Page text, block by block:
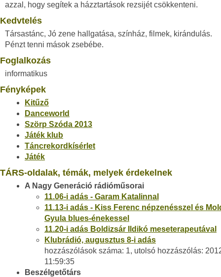
azzal, hogy segítek a házztartások rezsijét csökkenteni.
Kedvtelés
Társastánc, Jó zene hallgatása, színház, filmek, kirándulás.
Pénzt tenni mások zsebébe.
Foglalkozás
informatikus
Fényképek
Kitűző
Danceworld
Szörp Szóda 2013
Játék klub
Táncrekordkísérlet
Játék
TÁRS-oldalak, témák, melyek érdekelnek
A Nagy Generáció rádióműsorai
11.06-i adás - Garam Katalinnal
11.13-i adás - Kiss Ferenc népzenésszel és
Gyula blues-énekessel
11.20-i adás Boldizsár Ildikó meseterapeutával
Klubrádió, augusztus 8-i adás
hozzászólások száma: 1, utolsó hozzászólás:
11:59:35
Beszélgetőtárs